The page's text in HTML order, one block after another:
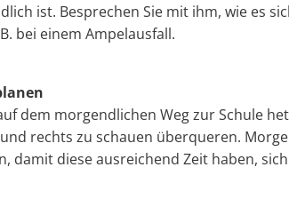
ist. Besprechen Sie mit ihm, wie es
bei einem Ampelausfall.
dem morgendlichen Weg zur Schule
rechts zu schauen überqueren.
damit diese ausreichend Zeit haben,